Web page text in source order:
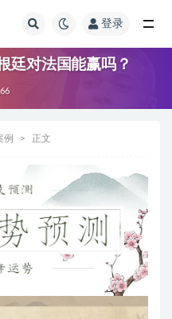
登录
廷对法国能赢吗？
例 正文